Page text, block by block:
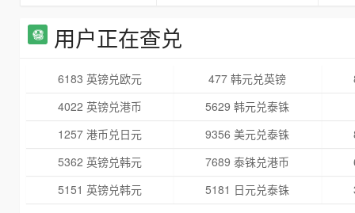
用户正在查兑
6183 英镑兑欧元 477 韩元兑英镑
4022 英镑兑港币
5629 韩元兑泰铢
1257 港币兑日元
9356 美元兑泰铢
5362 英镑兑韩元
7689 泰铢兑港币
5151 英镑兑韩元
5181 日元兑泰铢